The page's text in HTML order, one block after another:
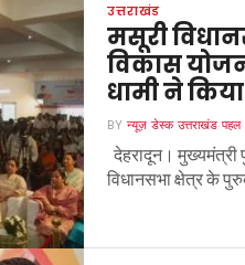
उत्तराखंड
मसूरी
विकास
धामी ने
BYन्यूज़ डेस्क उत्तराखंड पहल
देहरादून। मुख्यमंत्री
विधानसभा क्षेत्र के